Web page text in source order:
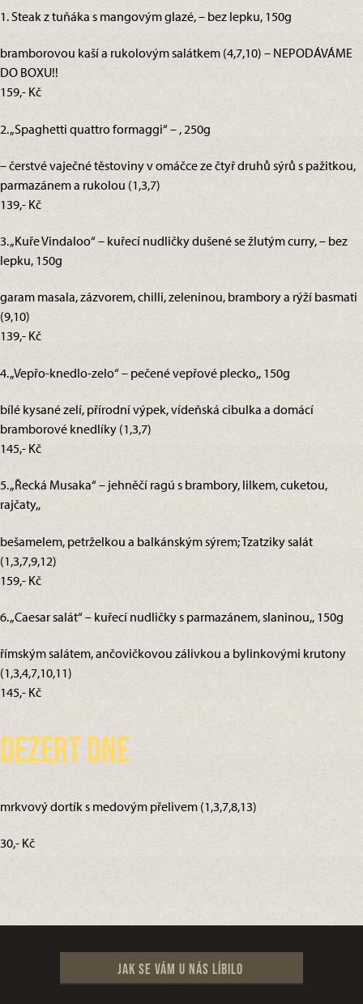
1. Steak z tuňáka s mangovým glazé, – bez lepku, 150g
bramborovou kaší a rukolovým salátkem (4,7,10) – NEPODÁVÁME
DO BOXU!!
159,- Kč
2. „Spaghetti quattro formaggi“ – , 250g
– čerstvé vaječné těstoviny v omáčce ze čtyř druhů sýrů s pažitkou,
parmazánem a rukolou (1,3,7)
139,- Kč
3. „Kuře Vindaloo“ – kuřecí nudličky dušené se žlutým curry, – bez
lepku, 150g
garam masala, zázvorem, chilli, zeleninou, brambory a rýží basmati
(9,10)
139,- Kč
4. „Vepřo-knedlo-zelo“ – pečené vepřové plecko,, 150g
bílé kysané zelí, přírodní výpek, vídeňská cibulka a domácí
bramborové knedlíky (1,3,7)
145,- Kč
5. „Řecká Musaka“ – jehněčí ragú s brambory, lilkem, cuketou,
rajčaty,,
bešamelem, petrželkou a balkánským sýrem; Tzatziky salát
(1,3,7,9,12)
159,- Kč
6. „Caesar salát“ – kuřecí nudličky s parmazánem, slaninou,, 150g
římským salátem, ančovičkovou zálivkou a bylinkovými krutony
(1,3,4,7,10,11)
145,- Kč
Dezert dne
mrkvový dortík s medovým přelivem (1,3,7,8,13)
30,- Kč
Jak se vám u nás líbilo